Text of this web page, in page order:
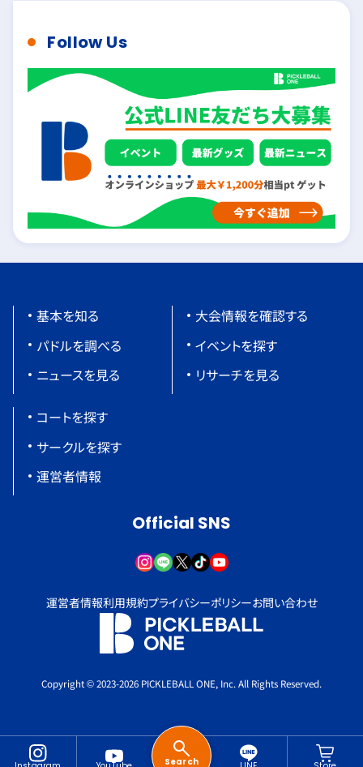
Follow Us
基本を知る
パドルを調べる
ニュースを見る
大会情報を確認する
イベントを探す
リサーチを見る
コートを探す
サークルを探す
運営者情報
Official SNS
運営者情報利用規約プライバシーポリシーお問い合わせ
Copyright © 2023-2026 PICKLEBALL ONE, Inc. All Rights Reserved.
Search